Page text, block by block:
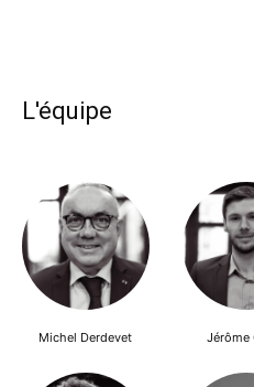
L'équipe
Michel Derdevet Jérôme